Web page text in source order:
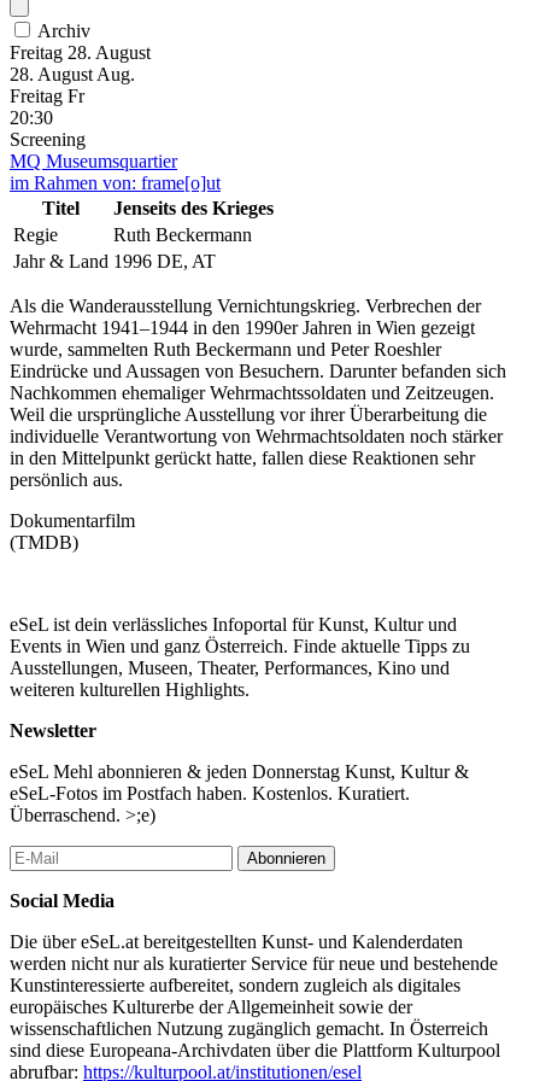
Archiv
Freitag 28. August
28. August Aug.
Freitag Fr
20:30
Screening
MQ Museumsquartier
im Rahmen von: frame[o]ut
Titel
Jenseits des Krieges
Regie
Ruth Beckermann
Jahr & Land 1996 DE, AT
Als die Wanderausstellung Vernichtungskrieg. Verbrechen der
Wehrmacht 1941–1944 in den 1990er Jahren in Wien gezeigt
wurde, sammelten Ruth Beckermann und Peter Roeshler
Eindrücke und Aussagen von Besuchern. Darunter befanden sich
Nachkommen ehemaliger Wehrmachtssoldaten und Zeitzeugen.
Weil die ursprüngliche Ausstellung vor ihrer Überarbeitung die
individuelle Verantwortung von Wehrmachtsoldaten noch stärker
in den Mittelpunkt gerückt hatte, fallen diese Reaktionen sehr
persönlich aus.
Dokumentarfilm
(TMDB)
eSeL ist dein verlässliches Infoportal für Kunst, Kultur und
Events in Wien und ganz Österreich. Finde aktuelle Tipps zu
Ausstellungen, Museen, Theater, Performances, Kino und
weiteren kulturellen Highlights.
Newsletter
eSeL Mehl abonnieren & jeden Donnerstag Kunst, Kultur &
eSeL-Fotos im Postfach haben. Kostenlos. Kuratiert.
Überraschend. >;e)
Abonnieren
Social Media
Die über eSeL.at bereitgestellten Kunst- und Kalenderdaten
werden nicht nur als kuratierter Service für neue und bestehende
Kunstinteressierte aufbereitet, sondern zugleich als digitales
europäisches Kulturerbe der Allgemeinheit sowie der
wissenschaftlichen Nutzung zugänglich gemacht. In Österreich
sind diese Europeana-Archivdaten über die Plattform Kulturpool
abrufbar: https://kulturpool.at/institutionen/esel